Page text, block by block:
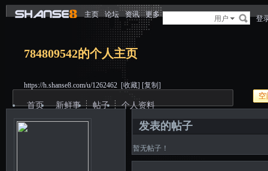
主页 论坛 资讯 更多 用户 登
784809542的个人主页
https://h.shanse8.com/u/1262462 [收藏] [复制]
空
首页 新鲜事 帖子 个人资料
发表的帖子
暂无帖子！